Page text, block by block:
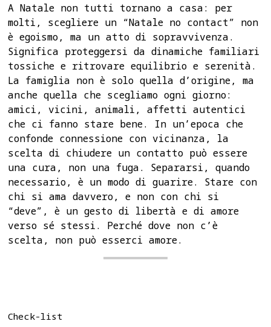
A Natale non tutti tornano a casa: per
molti, scegliere un “Natale no contact” non
è egoismo, ma un atto di sopravvivenza.
Significa proteggersi da dinamiche familiari
tossiche e ritrovare equilibrio e serenità.
La famiglia non è solo quella d’origine, ma
anche quella che scegliamo ogni giorno:
amici, vicini, animali, affetti autentici
che ci fanno stare bene. In un’epoca che
confonde connessione con vicinanza, la
scelta di chiudere un contatto può essere
una cura, non una fuga. Separarsi, quando
necessario, è un modo di guarire. Stare con
chi si ama davvero, e non con chi si
“deve”, è un gesto di libertà e di amore
verso sé stessi. Perché dove non c’è
scelta, non può esserci amore.
Check-list